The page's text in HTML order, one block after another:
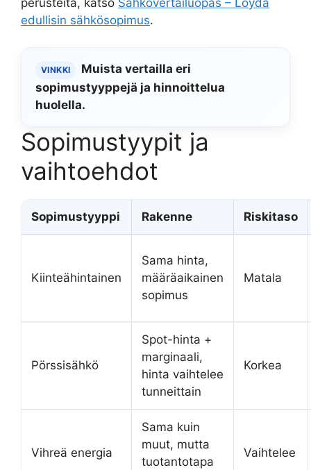
perusteita, katso Sähkövertailuopas – Löydä
edullisin sähkösopimus.
VINKKI
Muista vertailla eri
sopimustyyppejä ja hinnoittelua
huolella.
Sopimustyypit ja
vaihtoehdot
Sopimustyyppi Rakenne Riskitaso
Kiinteähintainen
Sama hinta,
määräaikainen
sopimus
Matala
Pörssisähkö
Spot-hinta +
marginaali,
hinta vaihtelee
tunneittain
Korkea
Vihreä energia
Sama kuin
muut, mutta
tuotantotapa
Vaihtelee